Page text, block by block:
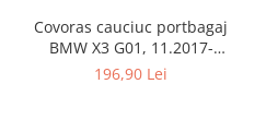
Covoras cauciuc portbagaj
BMW X3 G01, 11.2017-
prezent, Rigum RKK Cehia
196,90 Lei